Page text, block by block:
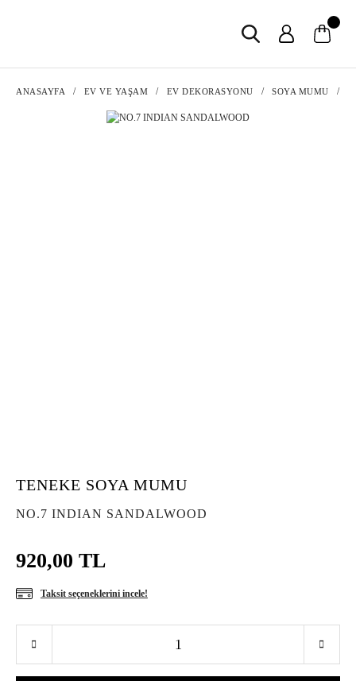
ANASAYFA EV VE YAŞAM EV DEKORASYONU SOYA MUMU
TENEKE SOYA MUMU
NO.7 INDIAN SANDALWOOD
920,00 TL
Taksit seçeneklerini incele!